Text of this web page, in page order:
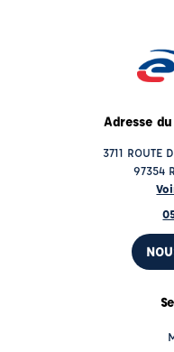
Adresse
3711 ROUTE
97354